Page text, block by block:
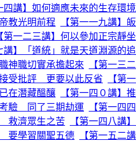
四講】如何適應未來的生存環境
教光明前程 【第一一九講】
第一二三講】何以參加正宗靜
講】「道統」就是天道淵源的
神職切實承擔起來 【第一三
接受批評 更要以此反省 【第
在潛藏醞釀 【第一四０講】
考驗 同了三期劫運 【第一四
救濟眾生之苦 【第一四八講
要學習關聖五德 【第一五二